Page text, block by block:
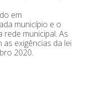
em
município e o
municipal. As
exigências da lei
2020.